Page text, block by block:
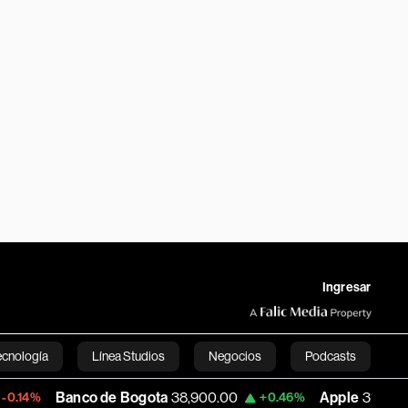
Ingresar
Línea Studios Negocios Podcasts
English
Banco de Bogota 38,900.00 +0.46% Apple 313.305